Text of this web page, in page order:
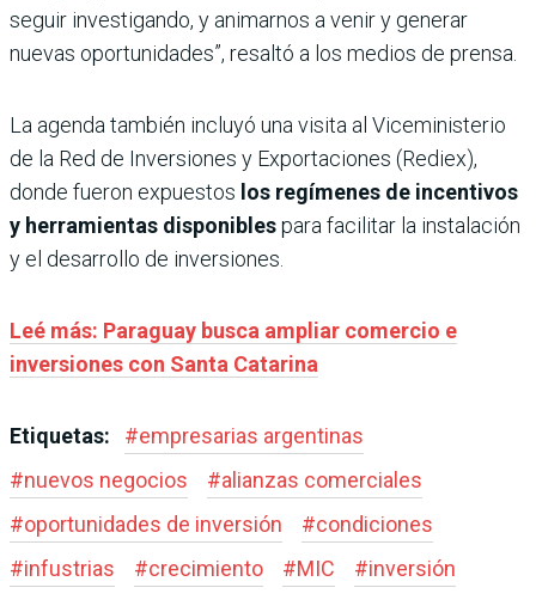
seguir investigando, y animarnos a venir y generar
nuevas oportunidades”, resaltó a los medios de prensa.
La agenda también incluyó una visita al Viceministerio
de la Red de Inversiones y Exportaciones (Rediex),
donde fueron expuestos los regímenes de incentivos
y herramientas disponiblespara facilitar la instalación
y el desarrollo de inversiones.
Leé más: Paraguay busca ampliar comercio e
inversiones con Santa Catarina
Etiquetas: #empresarias argentinas
#nuevos negocios #alianzas comerciales
#oportunidades de inversión #condiciones
#infustrias #crecimiento #MIC #inversión